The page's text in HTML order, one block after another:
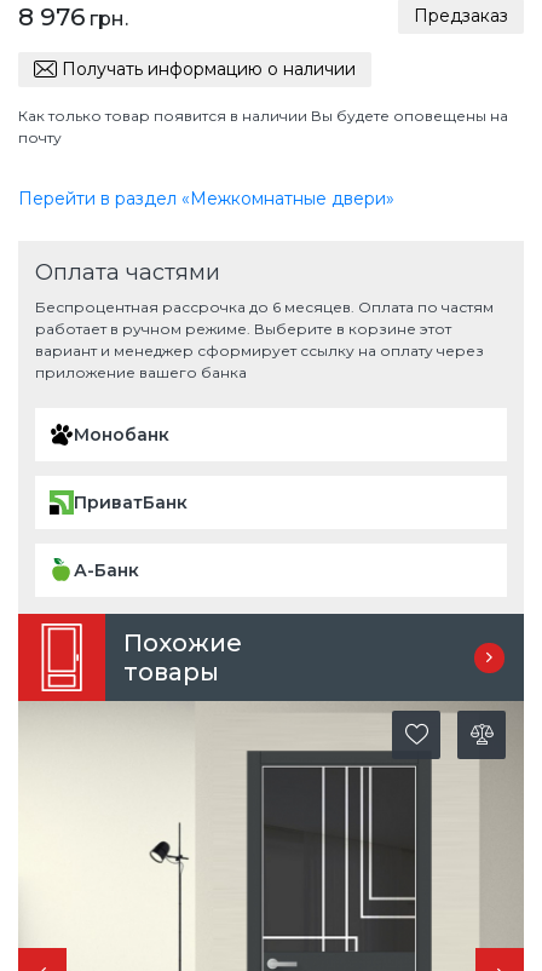
8 976 грн. Предзаказ
Получать информацию о наличии
Как только товар появится в наличии Вы будете оповещены на
почту
Перейти в раздел «Межкомнатные двери»
Оплата частями
Беспроцентная рассрочка до 6 месяцев. Оплата по частям
работает в ручном режиме. Выберите в корзине этот
вариант и менеджер сформирует ссылку на оплату через
приложение вашего банка
Монобанк
ПриватБанк
А-Банк
Похожие
товары